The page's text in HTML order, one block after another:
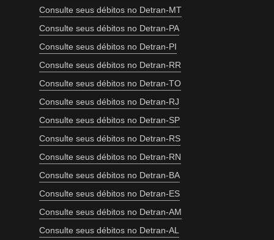
Consulte seus débitos no Detran-MT
Consulte seus débitos no Detran-PA
Consulte seus débitos no Detran-PI
Consulte seus débitos no Detran-RR
Consulte seus débitos no Detran-TO
Consulte seus débitos no Detran-RJ
Consulte seus débitos no Detran-SP
Consulte seus débitos no Detran-RS
Consulte seus débitos no Detran-RN
Consulte seus débitos no Detran-BA
Consulte seus débitos no Detran-ES
Consulte seus débitos no Detran-AM
Consulte seus débitos no Detran-AL